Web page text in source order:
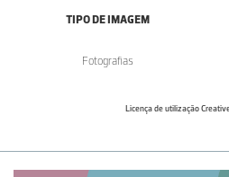
TIPO DE IMAGEM
Fotografias
Licença de utilização